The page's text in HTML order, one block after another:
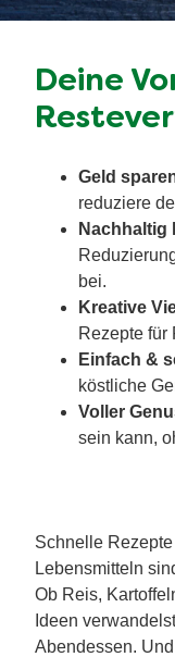
Deine
Geld
reduziere
Nachhaltig
bei.
Kreative
Rezepte für
Einfach &
köstliche
Voller
sein kann,
Schnelle
Lebensmitteln
Ob Reis,
Ideen
Abendessen.